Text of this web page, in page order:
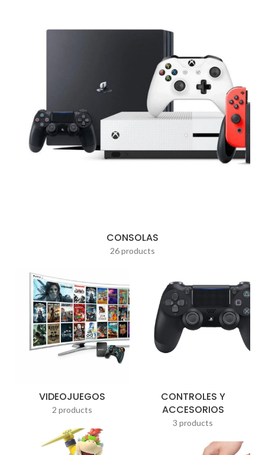
CONSOLAS
26 products
VIDEOJUEGOS
2 products
CONTROLES Y
ACCESORIOS
3 products